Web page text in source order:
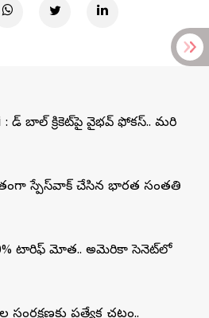
: రెడ్ బాల్ క్రికెట్‌పై వైభవ్ ఫోకస్.. మరి
స్పేస్‌వాక్‌ చేసిన భారత సంతతి
టారిఫ్‌ మోత.. అమెరికా సెనెట్‌లో